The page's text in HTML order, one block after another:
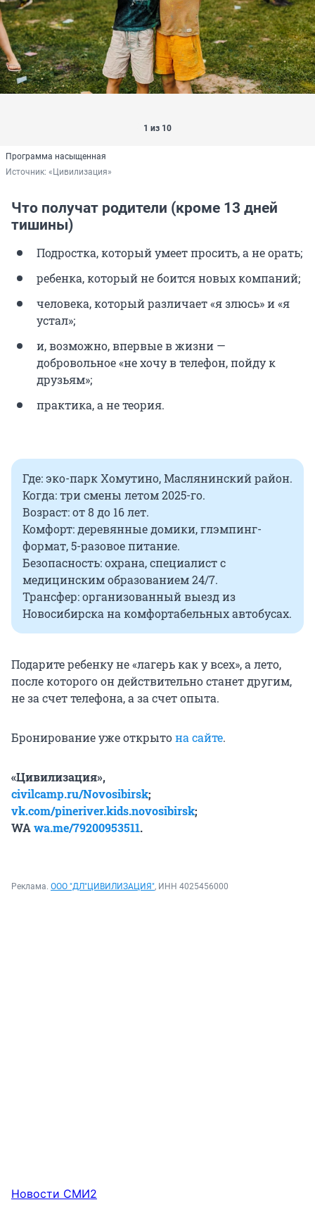
1 из 10
Программа насыщенная
Источник: «Цивилизация»
Что получат родители (кроме 13 дней
тишины)
Подростка, который умеет просить, а не орать;
ребенка, который не боится новых компаний;
человека, который различает «я злюсь» и «я
устал»;
и, возможно, впервые в жизни —
добровольное «не хочу в телефон, пойду к
друзьям»;
практика, а не теория.
Где: эко-парк Хомутино, Маслянинский район.
Когда: три смены летом 2025-го.
Возраст: от 8 до 16 лет.
Комфорт: деревянные домики, глэмпинг-
формат, 5-разовое питание.
Безопасность: охрана, специалист с
медицинским образованием 24/7.
Трансфер: организованный выезд из
Новосибирска на комфортабельных автобусах.
Подарите ребенку не «лагерь как у всех», а лето,
после которого он действительно станет другим,
не за счет телефона, а за счет опыта.
Бронирование уже открытона сайте.
«Цивилизация»,
civilcamp.ru/Novosibirsk;
vk.com/pineriver.kids.novosibirsk;
WAwa.me/79200953511.
Реклама. ООО "ДЛ"ЦИВИЛИЗАЦИЯ", ИНН 4025456000
Новости СМИ2